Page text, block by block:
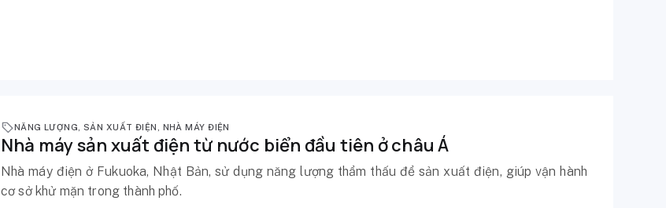
NĂNG LƯỢNG SẢN XUẤT ĐIỆN NHÀ MÁY ĐIỆN
Nhà máy sản xuất điện từ nước biển đầu tiên ở châu Á
Nhà máy điện ở Fukuoka, Nhật Bản, sử dụng năng lượng thẩm thấu để sản xuất điện, giúp vận hành
cơ sở khử mặn trong thành phố.